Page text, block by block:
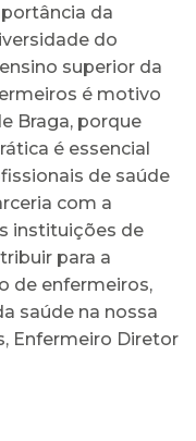
da
do
superior da
é motivo
Braga, porque
é essencial
de saúde
com a
instituições de
para a
de enfermeiros,
saúde na nossa
Enfermeiro Diretor